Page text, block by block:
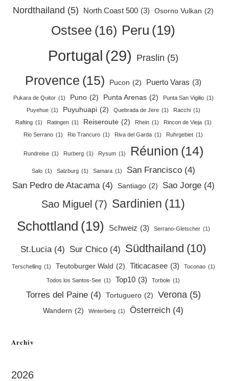
Nordthailand (5) North Coast 500 (3) Osorno Vulkan (2)
Ostsee (16) Peru (19)
Portugal (29) Praslin (5)
Provence (15) Pucon (2) Puerto Varas (3)
Pukara de Quitor (1) Puno (2) Punta Arenas (2) Punta San Vigilio (1)
Puyehue (1) Puyuhuapi (2) Quebrada de Jere (1) Racchi (1)
Rafting (1) Ratingen (1) Reiseroute (2) Rhein (1) Rincon de Vieja (1)
Rio Serrano (1) Rio Trancuro (1) Riva del Garda (1) Ruhrgebiet (1)
Rundreise (1) Rurberg (1) Rysum (1) Réunion (14)
Salo (1) Salzburg (1) Samara (1) San Francisco (4)
San Pedro de Atacama (4) Santiago (2) Sao Jorge (4)
Sao Miguel (7) Sardinien (11)
Schottland (19) Schweiz (3) Serrano-Gletscher (1)
St.Lucia (4) Sur Chico (4) Südthailand (10)
Terschelling (1) Teutoburger Wald (2) Titicacasee (3) Toconao (1)
Todos los Santos-See (1) Top10 (3) Torbole (1)
Torres del Paine (4) Tortuguero (2) Verona (5)
Wandern (2) Winterberg (1) Österreich (4)
Archiv
2026